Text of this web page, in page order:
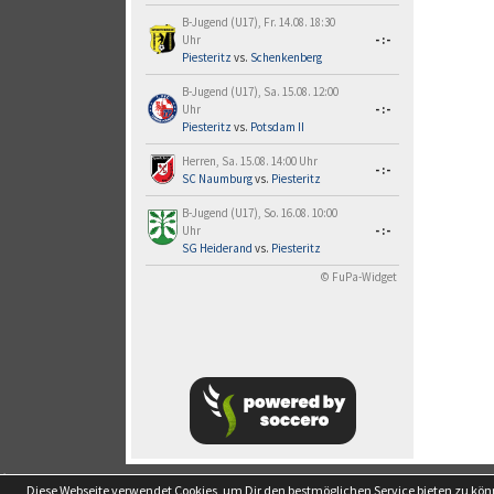
B-Jugend (U17), Fr. 14.08. 18:30
Uhr
Piesteritz vs. Schenkenberg
-:-
B-Jugend (U17), Sa. 15.08. 12:00
Uhr
Piesteritz vs. Potsdam II
-:-
Herren, Sa. 15.08. 14:00 Uhr
SC Naumburgvs. Piesteritz
-:-
B-Jugend (U17), So. 16.08. 10:00
Uhr
SG Heiderand vs. Piesteritz
-:-
© FuPa-Widget
soccero.de
Diese Webseite verwendet Cookies, um Dir den bestmöglichen Service bieten zu